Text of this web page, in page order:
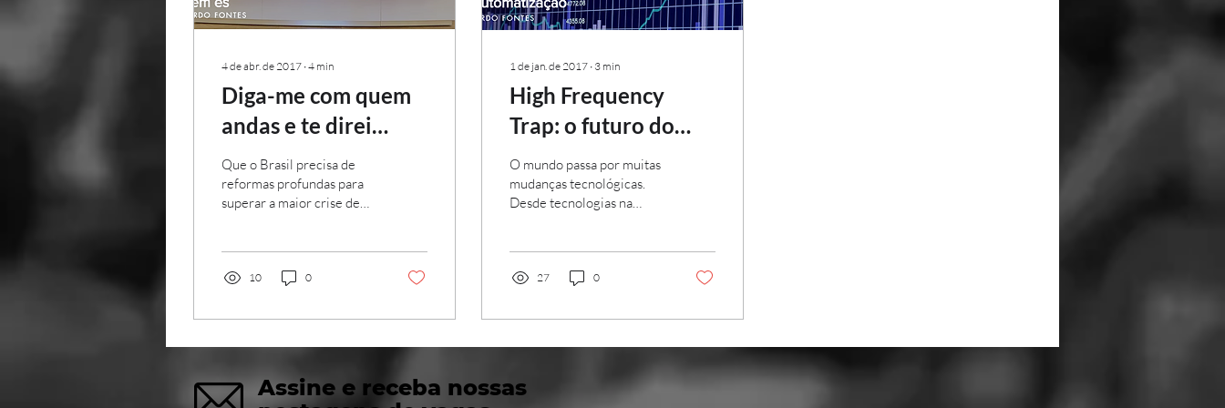
4 de abr. de 2017 ∙4 min
Diga-me com quem
andas e te direi
quem és
Que o Brasil precisa de
reformas profundas para
superar a maior crise de
10 0
1 de jan. de 2017 ∙ 3 min
High Frequency
Trap: o futuro do
trading e a
automatização
O mundo passa por muitas
mudanças tecnológicas.
Desde tecnologias na
tendência de o...
27 0
Assine e receba nossas